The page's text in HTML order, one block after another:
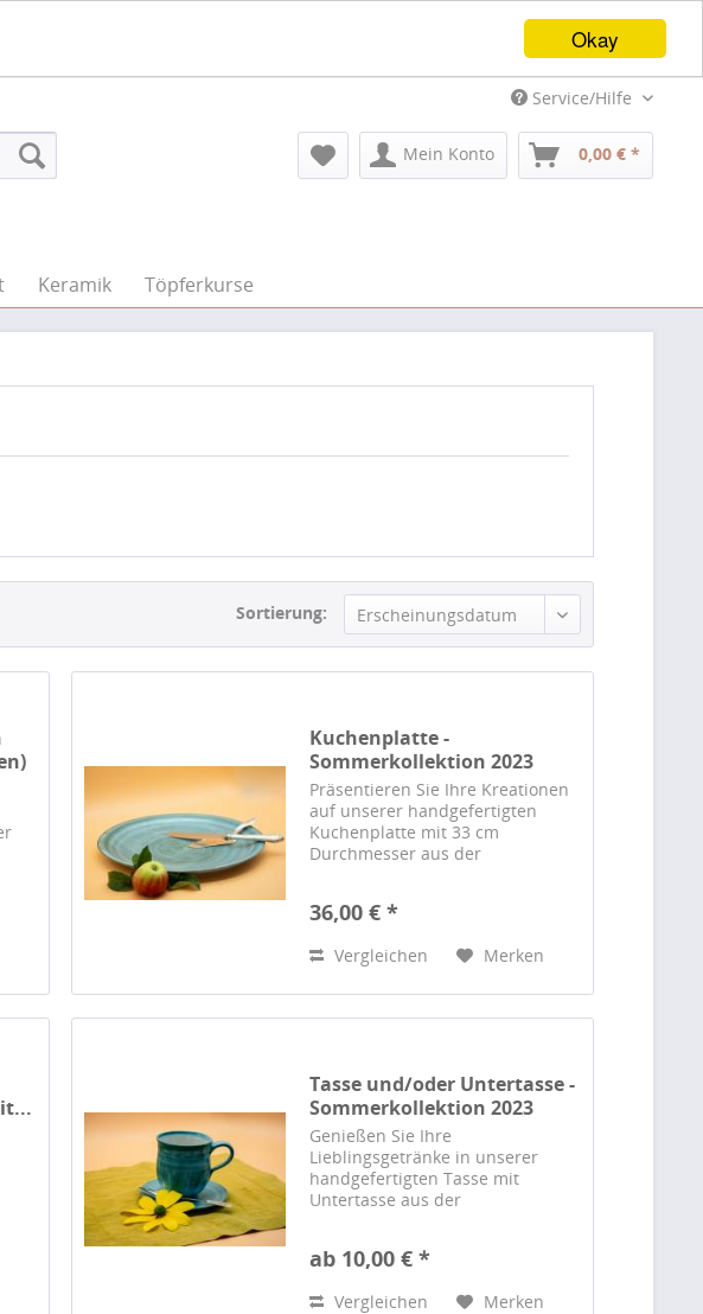
Okay
Service/Hilfe
Mein Konto 0,00 € *
Keramik Töpferkurse
Sortierung: Erscheinungsdatum
Kuchenplatte -
Sommerkollektion 2023
(33cm...
Präsentieren Sie Ihre Kreationen
auf unserer handgefertigten
Kuchenplatte mit 33 cm
Durchmesser aus der
Design, höchste Qualität.
36,00 € *
Vergleichen Merken
Tasse und/oder Untertasse -
Sommerkollektion 2023
Genießen Sie Ihre
Lieblingsgetränke in unserer
handgefertigten Tasse mit
Untertasse aus der
Design, höchste Qualität.
ab 10,00 € *
Vergleichen Merken